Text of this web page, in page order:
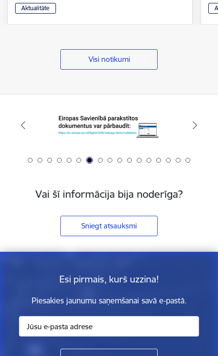
Aktualitāte
Visi notikumi
Vai šī informācija bija noderīga?
Sniegt atsauksmi
Esi pirmais, kurš uzzina!
Piesakies jaunumu saņemšanai savā e-pastā.